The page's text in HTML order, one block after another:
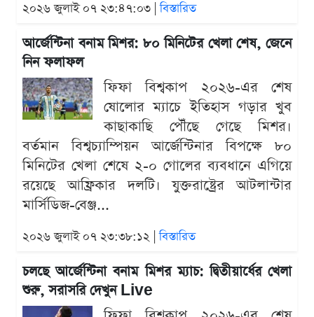
২০২৬ জুলাই ০৭ ২৩:৪৭:০৩ |বিস্তারিত
আর্জেন্টিনা বনাম মিশর: ৮০ মিনিটের খেলা শেষ, জেনে
নিন ফলাফল
ফিফা বিশ্বকাপ ২০২৬-এর শেষ
ষোলোর ম্যাচে ইতিহাস গড়ার খুব
কাছাকাছি পৌঁছে গেছে মিশর।
বর্তমান বিশ্বচ্যাম্পিয়ন আর্জেন্টিনার বিপক্ষে ৮০
মিনিটের খেলা শেষে ২-০ গোলের ব্যবধানে এগিয়ে
রয়েছে আফ্রিকার দলটি। যুক্তরাষ্ট্রের আটলান্টার
মার্সিডিজ-বেঞ্জ...
২০২৬ জুলাই ০৭ ২৩:৩৮:১২ |বিস্তারিত
চলছে আর্জেন্টিনা বনাম মিশর ম্যাচ: দ্বিতীয়ার্ধের খেলা
শুরু, সরাসরি দেখুন Live